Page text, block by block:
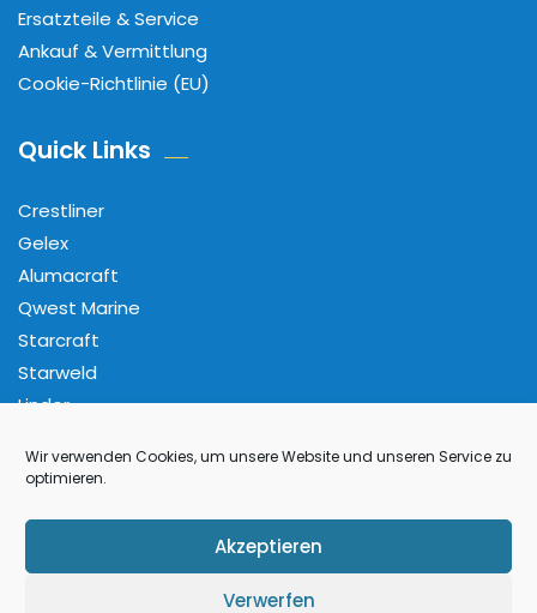
Wir verwenden Cookies, um unsere Website und unseren Service zu
optimieren.
Akzeptieren
Verwerfen
Ersatzteile & Service
Ankauf & Vermittlung
Cookie-Richtlinie (EU)
Quick Links
Crestliner
Gelex
Alumacraft
Qwest Marine
Starcraft
Starweld
Linder
Folge Uns
Facebook
PinterestInstagram
YouTube